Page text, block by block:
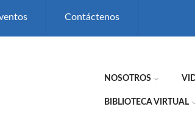
Contáctenos
NOSOTROS
BIBLIOTECA VIRTUAL